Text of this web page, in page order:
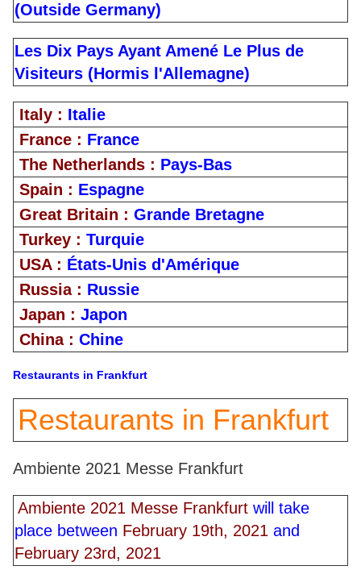
(Outside Germany)
Les Dix Pays Ayant Amené Le Plus de
Visiteurs (Hormis l'Allemagne)
Italy : Italie
France : France
The Netherlands : Pays-Bas
Spain : Espagne
Great Britain : Grande Bretagne
Turkey : Turquie
USA : États-Unis d'Amérique
Russia : Russie
Japan : Japon
China : Chine
Restaurants in Frankfurt
Restaurants in Frankfurt
Ambiente 2021 Messe Frankfurt
Ambiente 2021 Messe Frankfurt will take
place between February 19th, 2021 and
February 23rd, 2021